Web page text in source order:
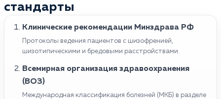
стандарты
Клинические рекомендации Минздрава РФ
Протоколы ведения пациентов с шизофренией,
шизотипическими и бредовыми расстройствами.
Всемирная организация здравоохранения
(ВОЗ)
Международная классификация болезней (МКБ) в разделе